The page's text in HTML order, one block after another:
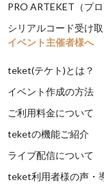
PRO ARTEKET（プロ
シリアルコード受け取
イベント主催者様へ
teket(テケト)とは？
イベント作成の方法
ご利用料金について
teketの機能ご紹介
ライブ配信について
teket利用者様の声・